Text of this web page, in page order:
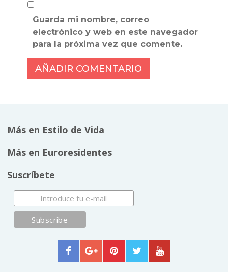
Guarda mi nombre, correo
electrónico y web en este navegador
para la próxima vez que comente.
Más en Estilo de Vida
Más en Euroresidentes
Suscríbete